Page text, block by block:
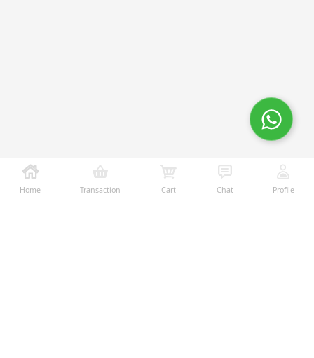
Home Transaction Cart Chat Profile